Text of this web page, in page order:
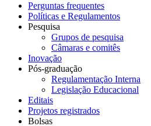
Perguntas frequentes
Políticas e Regulamentos
Pesquisa
Grupos de pesquisa
Câmaras e comitês
Inovação
Pós-graduação
Regulamentação Interna
Legislação Educacional
Editais
Projetos registrados
Bolsas